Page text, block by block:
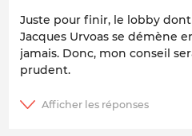
Juste pour finir, le lobby
Jacques Urvoas se démène
jamais. Donc, mon conseil
prudent.